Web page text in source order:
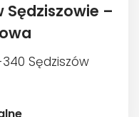
Sędziszowie –
Sędziszów